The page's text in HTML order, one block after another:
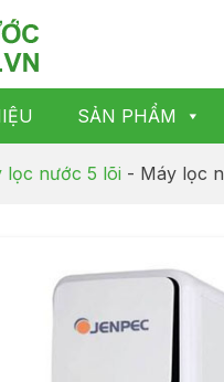
SẢN PHẨM
lọc nước 5 lõi - Máy lọc